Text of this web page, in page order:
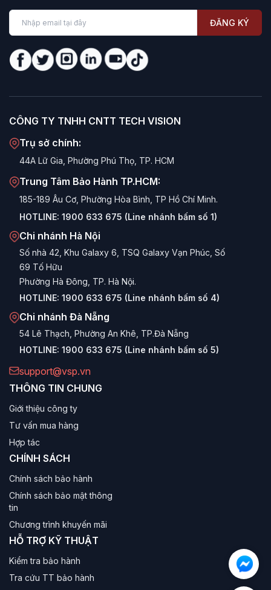
ĐĂNG KÝ
CÔNG TY TNHH CNTT TECH VISION
Trụ sở chính:
44A Lữ Gia, Phường Phú Thọ, TP. HCM
Trung Tâm Bảo Hành TP.HCM:
185-189 Âu Cơ, Phường Hòa Bình, TP Hồ Chí Minh.
HOTLINE: 1900 633 675 (Line nhánh bấm số 1)
Chi nhánh Hà Nội
Số nhà 42, Khu Galaxy 6, TSQ Galaxy Vạn Phúc, Số
69 Tố Hữu
Phường Hà Đông, TP. Hà Nội.
HOTLINE: 1900 633 675 (Line nhánh bấm số 4)
Chi nhánh Đà Nẵng
54 Lê Thạch, Phường An Khê, TP.Đà Nẵng
HOTLINE: 1900 633 675 (Line nhánh bấm số 5)
support@vsp.vn
THÔNG TIN CHUNG
Giới thiệu công ty
Tư vấn mua hàng
Hợp tác
CHÍNH SÁCH
Chính sách bảo hành
Chính sách bảo mật thông
tin
Chương trình khuyến mãi
HỖ TRỢ KỸ THUẬT
Kiểm tra bảo hành
Tra cứu TT bảo hành